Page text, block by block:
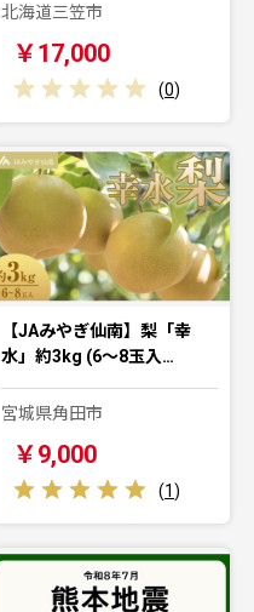
北海道三笠市
￥17,000
(0)
【JAみやぎ仙南】梨「幸
水」約3kg (6～8玉入…
宮城県角田市
￥9,000
(1)